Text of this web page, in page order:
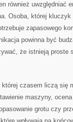
również uwzględniać
Osoba, której kluczyk
zapasowego
powinna być
że istnieją proste
czasem liczą się
maszyny,
grotu czy